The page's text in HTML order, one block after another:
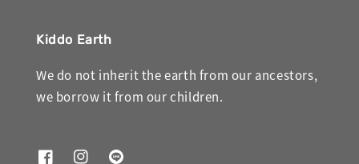
Kiddo Earth
We do not inherit the earth from our ancestors,
we borrow it from our children.